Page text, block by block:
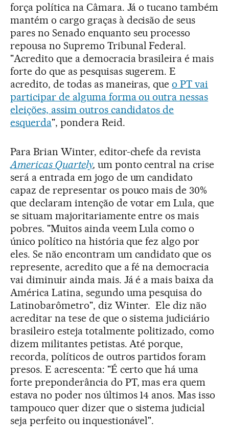
força política na Câmara. Já o tucano também
mantém o cargo graças à decisão de seus
pares no Senado enquanto seu processo
repousa no Supremo Tribunal Federal.
"Acredito que a democracia brasileira é mais
forte do que as pesquisas sugerem. E
acredito, de todas as maneiras, queo PT vai
participar de alguma forma ou outra nessas
eleições, assim outros candidatos de
esquerda", pondera Reid.
Para Brian Winter, editor-chefe da revista
Americas Quartely, um ponto central na crise
será a entrada em jogo de um candidato
capaz de representar os pouco mais de 30%
que declaram intenção de votar em Lula, que
se situam majoritariamente entre os mais
pobres. "Muitos ainda veem Lula como o
único político na história que fez algo por
eles. Se não encontram um candidato que os
represente, acredito que a fé na democracia
vai diminuir ainda mais. Já é a mais baixa da
América Latina, segundo uma pesquisa do
Latinobarômetro", diz Winter. Ele diz não
acreditar na tese de que o sistema judiciário
brasileiro esteja totalmente politizado, como
dizem militantes petistas. Até porque,
recorda, políticos de outros partidos foram
presos. E acrescenta: "É certo que há uma
forte preponderância do PT, mas era quem
estava no poder nos últimos 14 anos. Mas isso
tampouco quer dizer que o sistema judicial
seja perfeito ou inquestionável".